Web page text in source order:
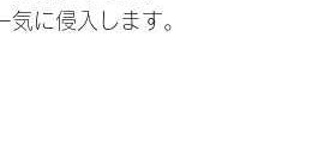
に侵入します。